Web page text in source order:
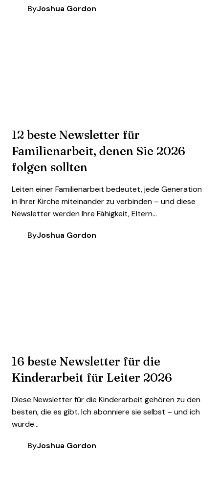
ByJoshua Gordon
12 beste Newsletter für
Familienarbeit, denen Sie 2026
folgen sollten
Leiten einer Familienarbeit bedeutet, jede Generation
in Ihrer Kirche miteinander zu verbinden – und diese
Newsletter werden Ihre Fähigkeit, Eltern...
ByJoshua Gordon
16 beste Newsletter für die
Kinderarbeit für Leiter 2026
Diese Newsletter für die Kinderarbeit gehören zu den
besten, die es gibt. Ich abonniere sie selbst – und ich
würde...
ByJoshua Gordon